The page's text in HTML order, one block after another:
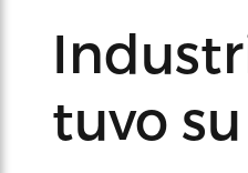
tuvo